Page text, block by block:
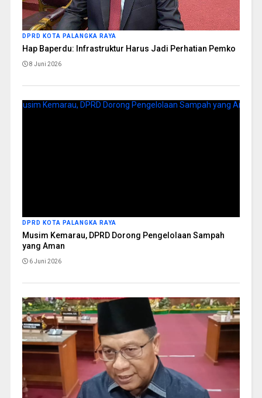
DPRD KOTA PALANGKA RAYA
Hap Baperdu: Infrastruktur Harus Jadi Perhatian Pemko
8 Juni 2026
DPRD KOTA PALANGKA RAYA
Musim Kemarau, DPRD Dorong Pengelolaan Sampah
yang Aman
6 Juni 2026